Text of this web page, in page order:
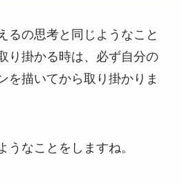
るの思考と同じようなこと
り掛かる時は、必ず自分の
を描いてから取り掛かりま
うなことをしますね。